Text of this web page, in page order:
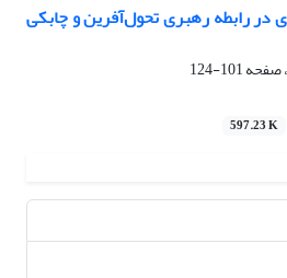
رابطه رهبری تحول‌آفرین و چابکی
101-124
597.23 K